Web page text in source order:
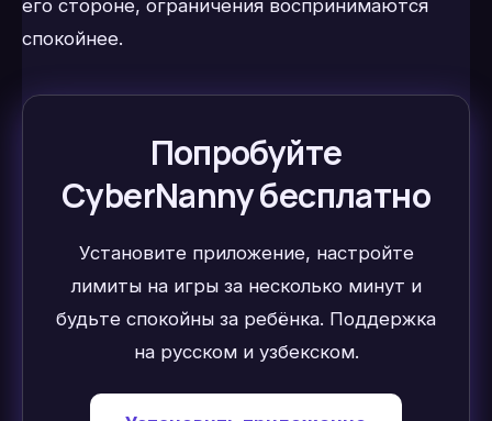
его стороне, ограничения воспринимаются
спокойнее.
Попробуйте
CyberNanny бесплатно
Установите приложение, настройте
лимиты на игры за несколько минут и
будьте спокойны за ребёнка. Поддержка
на русском и узбекском.